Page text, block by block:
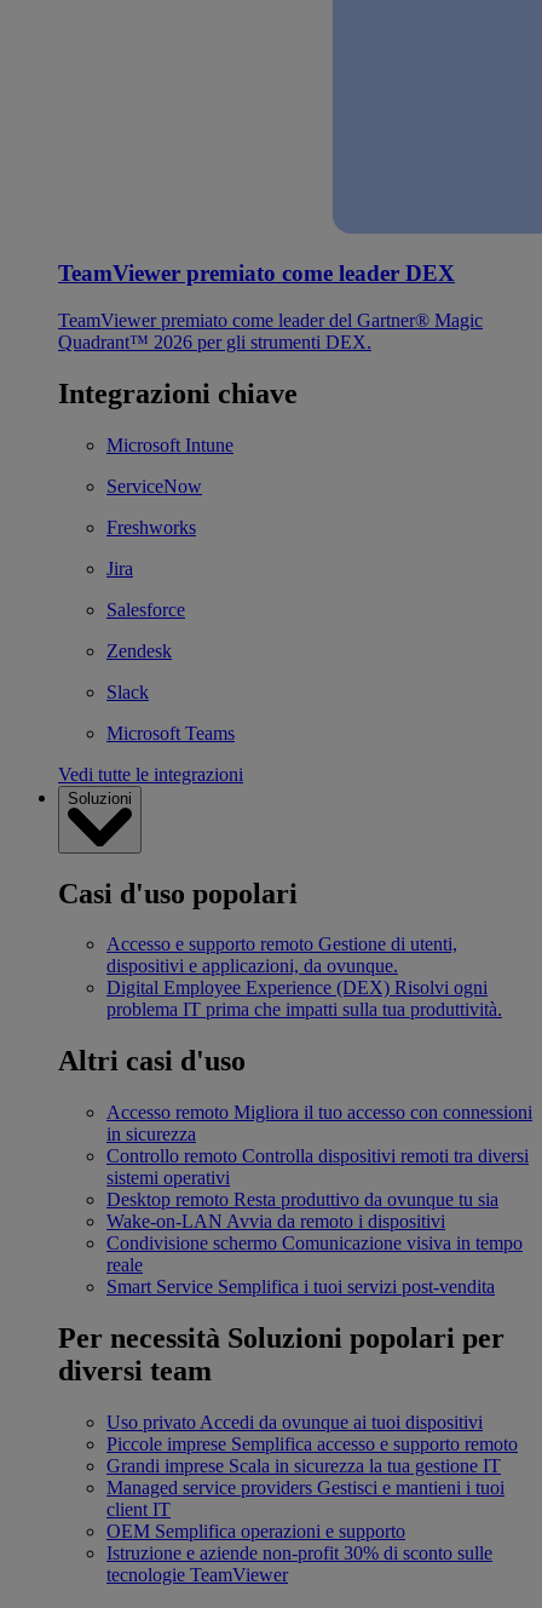
TeamViewer premiato come leader DEX
TeamViewer premiato come leader del Gartner® Magic
Quadrant™ 2026 per gli strumenti DEX.
Integrazioni chiave
Microsoft Intune
ServiceNow
Freshworks
Jira
Salesforce
Zendesk
Slack
Microsoft Teams
Vedi tutte le integrazioni
Soluzioni
Casi d'uso popolari
Accesso e supporto remoto Gestione di utenti,
dispositivi e applicazioni, da ovunque.
Digital Employee Experience (DEX) Risolvi ogni
problema IT prima che impatti sulla tua produttività.
Altri casi d'uso
Accesso remoto Migliora il tuo accesso con connessioni
in sicurezza
Controllo remoto Controlla dispositivi remoti tra diversi
sistemi operativi
Desktop remoto Resta produttivo da ovunque tu sia
Wake-on-LAN Avvia da remoto i dispositivi
Condivisione schermo Comunicazione visiva in tempo
reale
Smart Service Semplifica i tuoi servizi post-vendita
Per necessità Soluzioni popolari per
diversi team
Uso privato Accedi da ovunque ai tuoi dispositivi
Piccole imprese Semplifica accesso e supporto remoto
Grandi imprese Scala in sicurezza la tua gestione IT
Managed service providers Gestisci e mantieni i tuoi
client IT
OEM Semplifica operazioni e supporto
Istruzione e aziende non-profit 30% di sconto sulle
tecnologie TeamViewer